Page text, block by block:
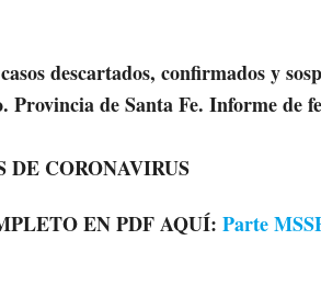
descartados, confirmados y
Provincia de Santa Fe. Informe de
DE CORONAVIRUS
EN PDF AQUÍ: Parte